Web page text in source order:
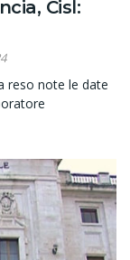
Cisl:
reso note le date